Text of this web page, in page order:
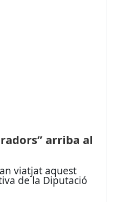
arriba al
viatjat aquest
de la Diputació